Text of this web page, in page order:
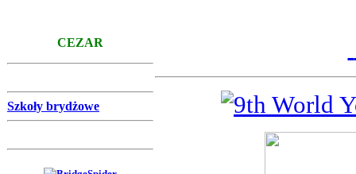
CEZAR
Szkoły brydżowe